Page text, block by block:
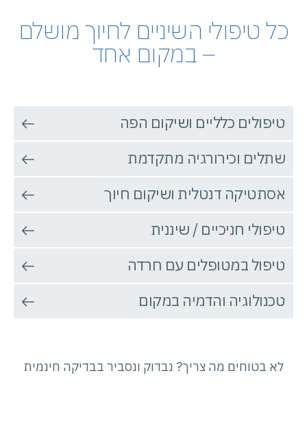
כל טיפולי השיניים לחיוך מושלם
– במקום אחד
טיפולים כלליים ושיקום הפה
שתלים וכירורגיה מתקדמת
אסתטיקה דנטלית ושיקום חיוך
טיפולי חניכיים / שיננית
טיפול במטופלים עם חרדה
טכנולוגיה והדמיה במקום
לא בטוחים מה צריך? נבדוק ונסביר בבדיקה חינמית